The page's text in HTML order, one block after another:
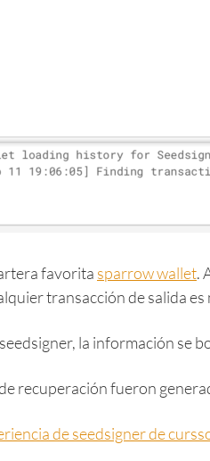
favorita sparrow wallet.
transacción de salida
la información se
recuperación fueron
de seedsigner de